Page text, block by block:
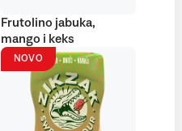
Frutolino jabuka,
mango i keks
NOVO